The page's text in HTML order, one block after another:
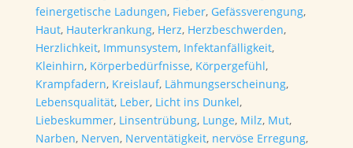
feinergetische Ladungen, Fieber, Gefässverengung,
Haut, Hauterkrankung, Herz, Herzbeschwerden,
Herzlichkeit, Immunsystem, Infektanfälligkeit,
Kleinhirn, Körperbedürfnisse, Körpergefühl,
Krampfadern, Kreislauf, Lähmungserscheinung,
Lebensqualität, Leber, Licht ins Dunkel,
Liebeskummer, Linsentrübung, Lunge, Milz, Mut,
Narben, Nerven, Nerventätigkeit, nervöse Erregung,